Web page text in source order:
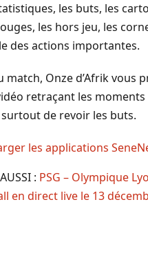
les buts, les
les hors jeu, les
des actions importantes.
match, Onze d’Afrik vous
retraçant les
de revoir les buts.
: PSG – Olympique
en direct live le 13